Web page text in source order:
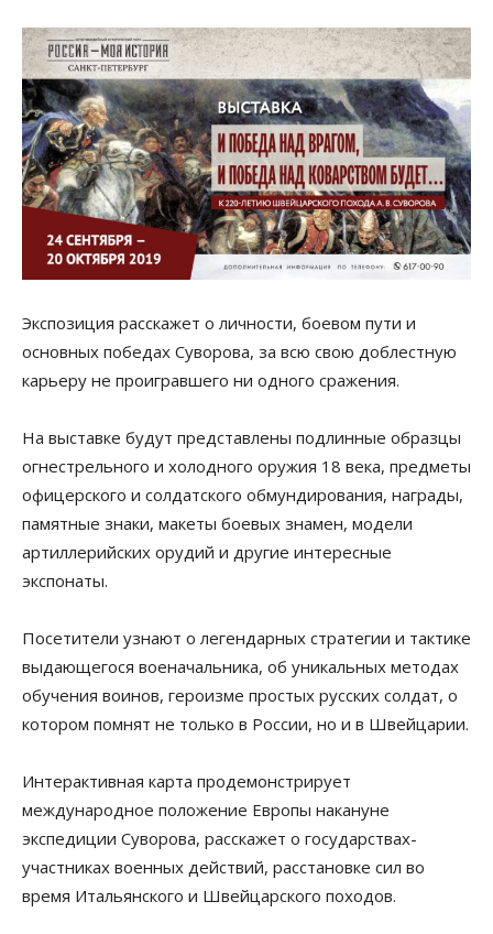
Экспозиция расскажет о личности, боевом пути и
основных победах Суворова, за всю свою доблестную
карьеру не проигравшего ни одного сражения.
На выставке будут представлены подлинные образцы
огнестрельного и холодного оружия 18 века, предметы
офицерского и солдатского обмундирования, награды,
памятные знаки, макеты боевых знамен, модели
артиллерийских орудий и другие интересные
экспонаты.
Посетители узнают о легендарных стратегии и тактике
выдающегося военачальника, об уникальных методах
обучения воинов, героизме простых русских солдат, о
котором помнят не только в России, но и в Швейцарии.
Интерактивная карта продемонстрирует
международное положение Европы накануне
экспедиции Суворова, расскажет о государствах-
участниках военных действий, расстановке сил во
время Итальянского и Швейцарского походов.